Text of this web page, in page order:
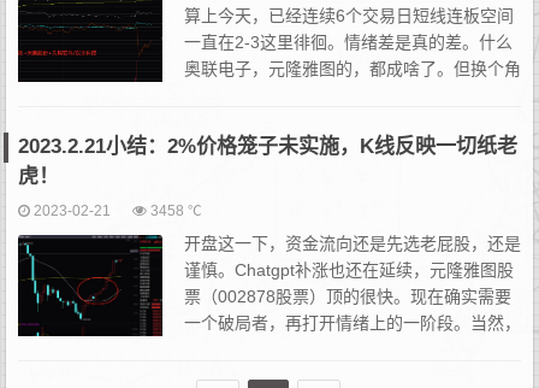
算上今天，已经连续6个交易日短线连板空间
一直在2-3这里徘徊。情绪差是真的差。什么
奥联电子，元隆雅图的，都成啥了。但换个角
2023.2.21小结：2%价格笼子未实施，K线反映一切纸老
虎！
2023-02-21 3458 ℃
开盘这一下，资金流向还是先选老屁股，还是
谨慎。Chatgpt补涨也还在延续，元隆雅图股
票（002878股票）顶的很快。现在确实需要
一个破局者，再打开情绪上的一阶段。当然，
递减，需要分支概念或者其他什么由头刺激下。在老丁我...